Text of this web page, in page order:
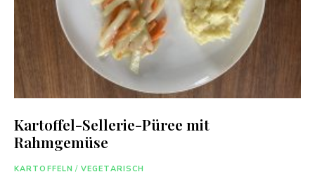
Kartoffel-Sellerie-Püree mit
Rahmgemüse
KARTOFFELN / VEGETARISCH